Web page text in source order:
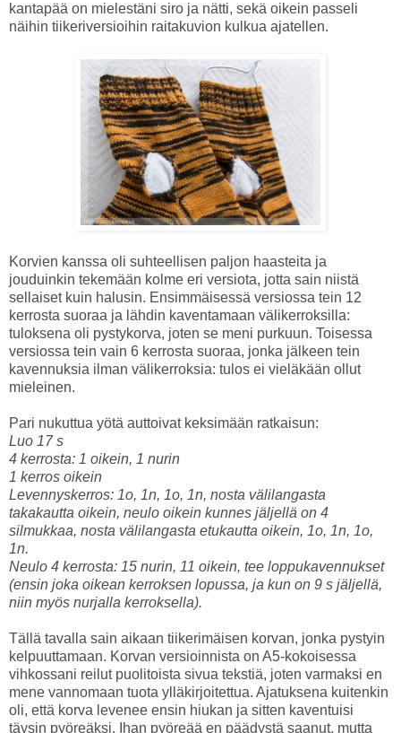
kantapää on mielestäni siro ja nätti, sekä oikein passeli
näihin tiikeriversioihin raitakuvion kulkua ajatellen.
Korvien kanssa oli suhteellisen paljon haasteita ja
jouduinkin tekemään kolme eri versiota, jotta sain niistä
sellaiset kuin halusin. Ensimmäisessä versiossa tein 12
kerrosta suoraa ja lähdin kaventamaan välikerroksilla:
tuloksena oli pystykorva, joten se meni purkuun. Toisessa
versiossa tein vain 6 kerrosta suoraa, jonka jälkeen tein
kavennuksia ilman välikerroksia: tulos ei vieläkään ollut
mieleinen.
Pari nukuttua yötä auttoivat keksimään ratkaisun:
Luo 17 s
4 kerrosta: 1 oikein, 1 nurin
1 kerros oikein
Levennyskerros: 1o, 1n, 1o, 1n, nosta välilangasta
takakautta oikein, neulo oikein kunnes jäljellä on 4
silmukkaa, nosta välilangasta etukautta oikein, 1o, 1n, 1o,
1n.
Neulo 4 kerrosta: 15 nurin, 11 oikein, tee loppukavennukset
(ensin joka oikean kerroksen lopussa, ja kun on 9 s jäljellä,
niin myös nurjalla kerroksella).
Tällä tavalla sain aikaan tiikerimäisen korvan, jonka pystyin
kelpuuttamaan. Korvan versioinnista on A5-kokoisessa
vihkossani reilut puolitoista sivua tekstiä, joten varmaksi en
mene vannomaan tuota ylläkirjoitettua. Ajatuksena kuitenkin
oli, että korva levenee ensin hiukan ja sitten kaventuisi
täysin pyöreäksi. Ihan pyöreää en päädystä saanut, mutta